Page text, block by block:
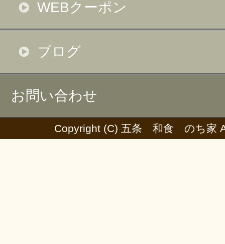
WEBクーポン
ブログ
お問い合わせ
Copyright (C) 五条 和食 のち家